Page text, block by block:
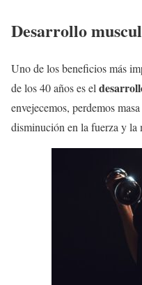
Desarrollo
Uno de los beneficios más
de los 40 años es el
envejecemos, perdemos
disminución en la fuerza y ​​la